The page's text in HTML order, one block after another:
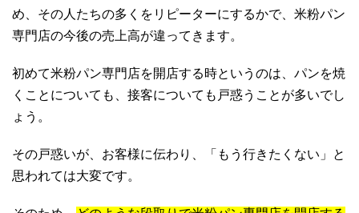
め、その人たちの多くをリピーターにするかで、米粉パン
専門店の今後の売上高が違ってきます。
初めて米粉パン専門店を開店する時というのは、パンを焼
くことについても、接客についても戸惑うことが多いでし
ょう。
その戸惑いが、お客様に伝わり、「もう行きたくない」と
思われては大変です。